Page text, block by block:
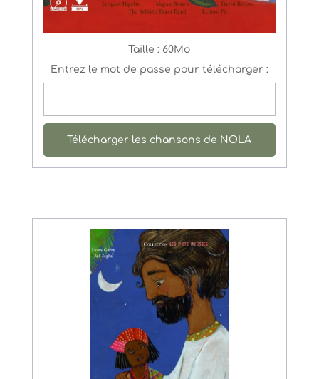
Taille : 60Mo
Entrez le mot de passe pour télécharger :
Télécharger les chansons de NOLA